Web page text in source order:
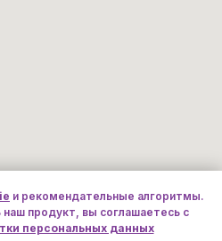
и рекомендательные алгоритмы.
продукт, вы соглашаетесь с
персональных данных